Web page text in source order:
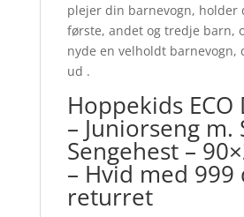
plejer din barnevogn, holder
første, andet og tredje barn,
nyde en velholdt barnevogn,
ud .
Hoppekids ECO
– Juniorseng m.
Sengehest –
– Hvid med 999
returret